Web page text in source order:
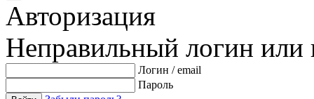
Авторизация
Неправильный логин или
Логин / email
Пароль